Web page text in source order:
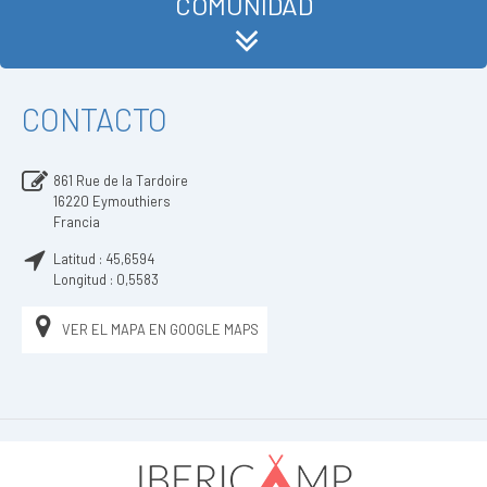
CONTACTO
861 Rue de la Tardoire
16220 Eymouthiers
Francia
Latitud : 45,6594
Longitud : 0,5583
VER EL MAPA EN GOOGLE MAPS